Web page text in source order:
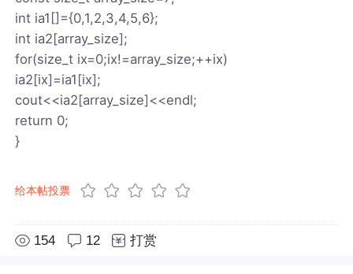
int ia1[]={0,1,2,3,4,5,6};
int ia2[array_size];
for(size_t ix=0;ix!=array_size;++ix)
ia2[ix]=ia1[ix];
cout<<ia2[array_size]<<endl;
return 0;
}
给本帖投票
154 12 打赏